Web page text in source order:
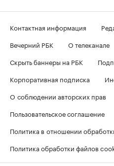
Контактная информация
Вечерний РБК
О телеканале
Скрыть баннеры на РБК
Корпоративная подписка
О соблюдении авторских прав
Пользовательское соглашение
Политика в отношении
Политика обработки файлов